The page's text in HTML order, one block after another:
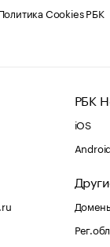
Cookies РБК
РБК
iOS